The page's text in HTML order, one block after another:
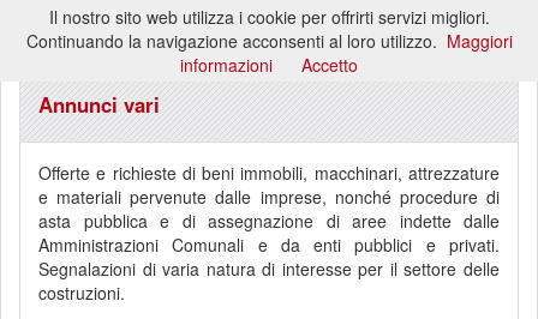
Annunci vari
Offerte e richieste di beni immobili, macchinari, attrezzature
e materiali pervenute dalle imprese, nonché procedure di
asta pubblica e di assegnazione di aree indette dalle
Amministrazioni Comunali e da enti pubblici e privati.
Segnalazioni di varia natura di interesse per il settore delle
costruzioni.
Il nostro sito web utilizza i cookie per offrirti servizi migliori.
Continuando la navigazione acconsenti al loro utilizzo. Maggiori
informazioni
Accetto